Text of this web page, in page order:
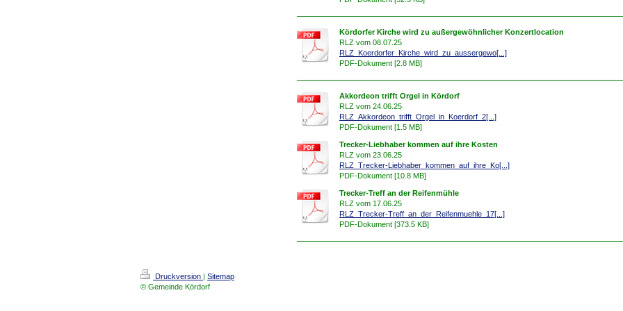
Kördorfer Kirche wird zu außergewöhnlicher Konzertlocation
RLZ vom 08.07.25
RLZ_Koerdorfer_Kirche_wird_zu_aussergewo[...]
PDF-Dokument [2.8 MB]
Akkordeon trifft Orgel in Kördorf
RLZ vom 24.06.25
RLZ_Akkordeon_trifft_Orgel_in_Koerdorf_2[...]
PDF-Dokument [1.5 MB]
Trecker-Liebhaber kommen auf ihre Kosten
RLZ vom 23.06.25
RLZ_Trecker-Liebhaber_kommen_auf_ihre_Ko[...]
PDF-Dokument [10.8 MB]
Trecker-Treff an der Reifenmühle
RLZ vom 17.06.25
RLZ_Trecker-Treff_an_der_Reifenmuehle_17[...]
PDF-Dokument [373.5 KB]
Druckversion | Sitemap
© Gemeinde Kördorf